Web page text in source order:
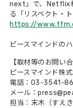
会社概要
next」で、Netflix
る「リスペクト・
https://
ピースマインドの
【取材等のお問い
ピースマインド株
電話：03-3541-
メール：
担当：末木（すえ